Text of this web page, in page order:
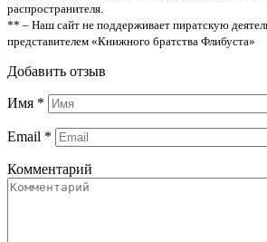
распространителя.
** – Наш сайт не поддерживает пиратскую
представителем «Книжного братства Флибуста»
Добавить отзыв
Имя *
Email *
Комментарий